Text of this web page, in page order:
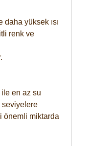
yüksek ısı
renk ve
ile en az su
seviyelere
önemli miktarda